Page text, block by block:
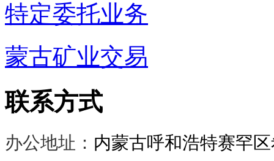
特定委托业务
蒙古矿业交易
联系方式
办公地址： 内蒙古呼和浩特赛罕